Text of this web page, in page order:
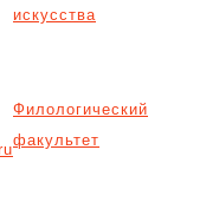
искусства
Филологический
факультет